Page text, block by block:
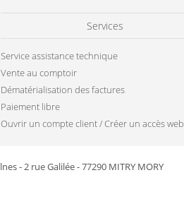
Services
Service assistance technique
Vente au comptoir
Dématérialisation des factures
Paiement libre
Ouvrir un compte client / Créer un accès web